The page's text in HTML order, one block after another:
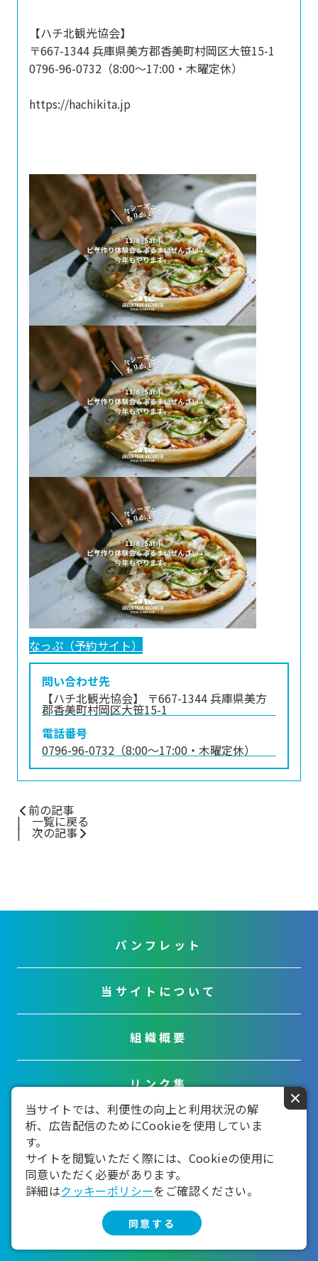
【ハチ北観光協会】
〒667-1344 兵庫県美方郡香美町村岡区大笹15-1
0796-96-0732（8:00〜17:00・木曜定休）
https://hachikita.jp
なっぷ（予約サイト）
問い合わせ先
【ハチ北観光協会】 〒667-1344 兵庫県美方
郡香美町村岡区大笹15-1
電話番号
0796-96-0732（8:00〜17:00・木曜定休）
前の記事
一覧に戻る
次の記事
パンフレット
当サイトについて
組織概要
リンク集
お問い合わせ
当サイトでは、利便性の向上と利用状況の解
析、広告配信のためにCookieを使用していま
す。
サイトを閲覧いただく際には、Cookieの使用に
同意いただく必要があります。
詳細はクッキーポリシーをご確認ください。
×
同意する